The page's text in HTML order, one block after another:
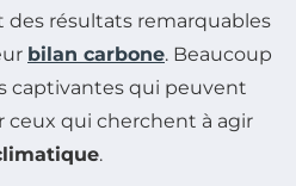
résultats remarquables
bilan carbone. Beaucoup
captivantes qui peuvent
ceux qui cherchent à agir
.